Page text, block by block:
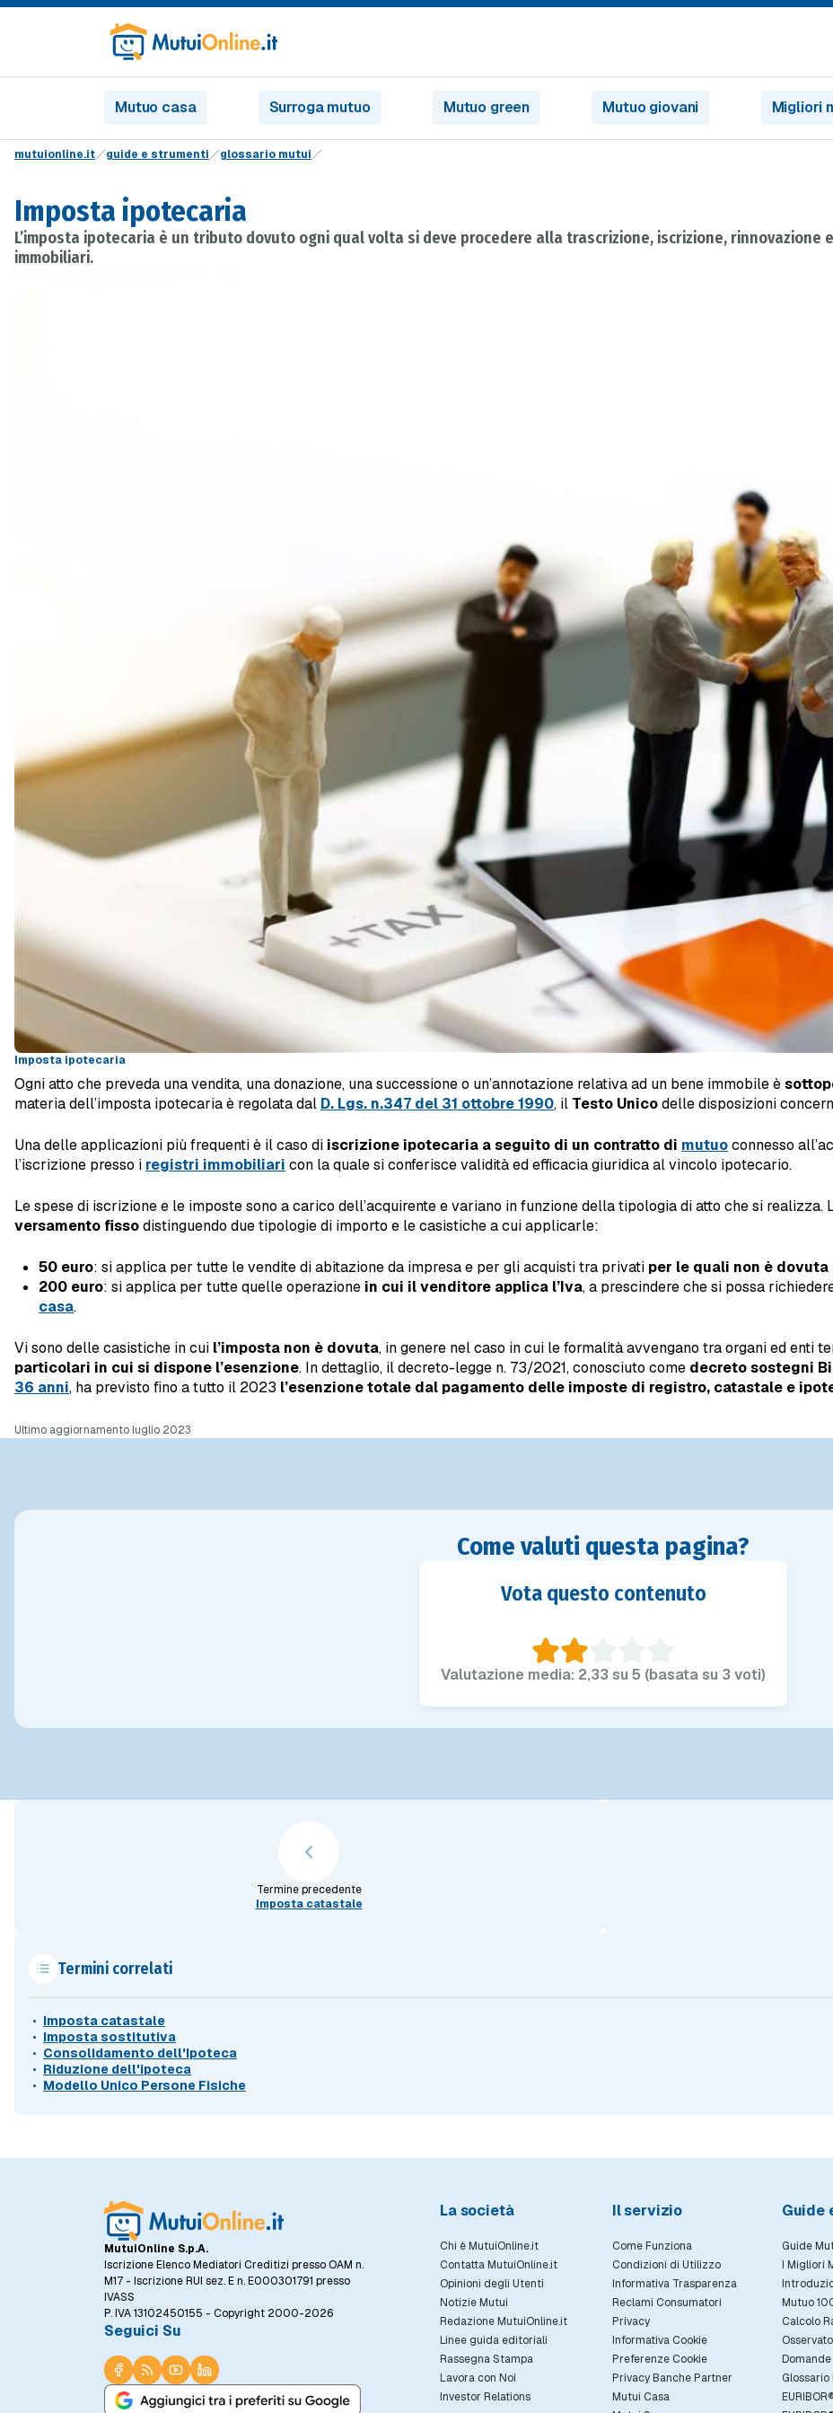
Mutuo casa Surroga mutuo Mutuo green Mutuo giovani Migliori
mutuionline.it guide e strumenti glossario mutui
Imposta ipotecaria
L’imposta ipotecaria è un tributo dovuto ogni qual volta si deve procedere alla trascrizione, iscrizione,
immobiliari.
Imposta ipotecaria
Ogni atto che preveda una vendita, una donazione, una successione o un’annotazione relativa ad un bene immobile è
materia dell’imposta ipotecaria è regolata dal D. Lgs. n.347 del 31 ottobre 1990, il Testo Unicodelle disposizioni
Una delle applicazioni più frequenti è il caso di iscrizione ipotecaria a seguito di un contratto di mutuoconnesso
l’iscrizione presso i registri immobiliari con la quale si conferisce validità ed efficacia giuridica al vincolo ipotecario.
Le spese di iscrizione e le imposte sono a carico dell’acquirente e variano in funzione della tipologia di atto che si realizza.
versamento fissodistinguendo due tipologie di importo e le casistiche a cui applicarle:
50 euro: si applica per tutte le vendite di abitazione da impresa e per gli acquisti tra privati per le quali non è dovuta
200 euro: si applica per tutte quelle operazione in cui il venditore applica l’Iva, a prescindere che si possa
casa.
Vi sono delle casistiche in cui l’imposta non è dovuta, in genere nel caso in cui le formalità avvengano tra organi ed enti
particolari in cui si dispone l’esenzione. In dettaglio, il decreto-legge n. 73/2021, conosciuto come decreto sostegni
36 anni, ha previsto fino a tutto il 2023 l’esenzione totale dal pagamento delle imposte di registro, catastale e
Ultimo aggiornamento luglio 2023
Come valuti questa pagina?
Vota questo contenuto
Valutazione media: 2,33 su 5 (basata su 3 voti)
Termine precedente
Imposta catastale
Termini correlati
Imposta catastale
Imposta sostitutiva
Consolidamento dell'Ipoteca
Riduzione dell'ipoteca
Modello Unico Persone Fisiche
MutuiOnline S.p.A.
Iscrizione Elenco Mediatori Creditizi presso OAM n.
M17 - Iscrizione RUI sez. E n. E000301791 presso
IVASS
P. IVA 13102450155 - Copyright 2000-2026
Seguici Su
La società
Chi è MutuiOnline.it
Contatta MutuiOnline.it
Opinioni degli Utenti
Notizie Mutui
Redazione MutuiOnline.it
Linee guida editoriali
Rassegna Stampa
Lavora con Noi
Investor Relations
Il servizio
Come Funziona
Condizioni di Utilizzo
Informativa Trasparenza
Reclami Consumatori
Privacy
Informativa Cookie
Preferenze Cookie
Privacy Banche Partner
Mutui Casa
Guide
Guide
I Migliori
Mutuo
Calcolo
Glossario